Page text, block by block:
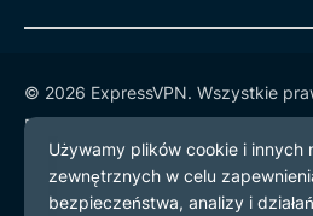
© 2026 ExpressVPN. Wszystkie
Polityka prywatności
Warunki użytkowania
preferencje plików cookie